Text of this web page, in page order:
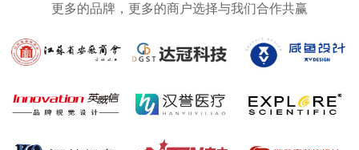
更多的品牌，更多的商户选择与我们合作共赢